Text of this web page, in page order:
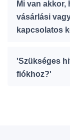
Mi van akkor,
vásárlási
kapcsolatos
'Szükséges
fiókhoz?'